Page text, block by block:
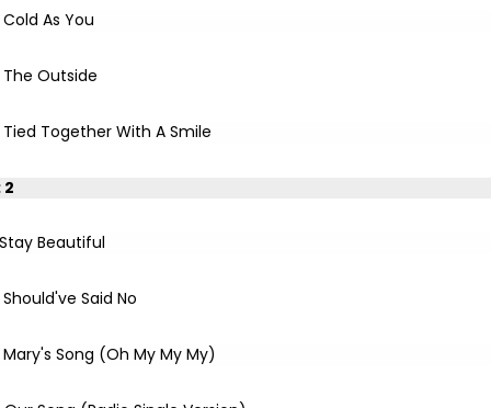
Cold As You
The Outside
Tied Together With A Smile
2
Stay Beautiful
Should've Said No
Mary's Song (Oh My My My)